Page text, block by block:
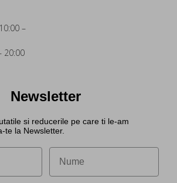
–
20:00
Newsletter
si reducerile pe care ti le-am
te la Newsletter.